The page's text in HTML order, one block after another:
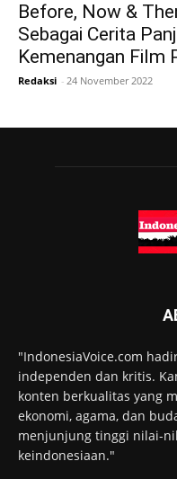
Before, Now &
Sebagai Cerita
Kemenangan Film
Redaksi - 24 November 2022
"IndonesiaVoice.com
independen dan kritis.
konten berkualitas yang
ekonomi, agama, dan
menjunjung tinggi nilai-
keindonesiaan."